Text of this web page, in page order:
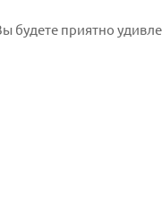
будете приятно